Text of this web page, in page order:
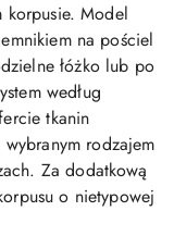
korpusie. Model
na pościel
łóżko lub po
według
tkanin
rodzajem
Za dodatkową
o nietypowej